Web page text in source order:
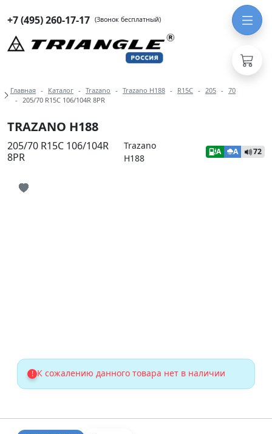
+7 (495) 260-17-17 (Звонок бесплатный)
Навигация по разделам модели
Главная Каталог Trazano Trazano H188 R15C 205
70
205/70 R15C 106/104R 8PR
TRAZANO H188
205/70 R15C 106/104R
8PR
Trazano
H188
A A 72
! К сожалению данного товара нет в наличии